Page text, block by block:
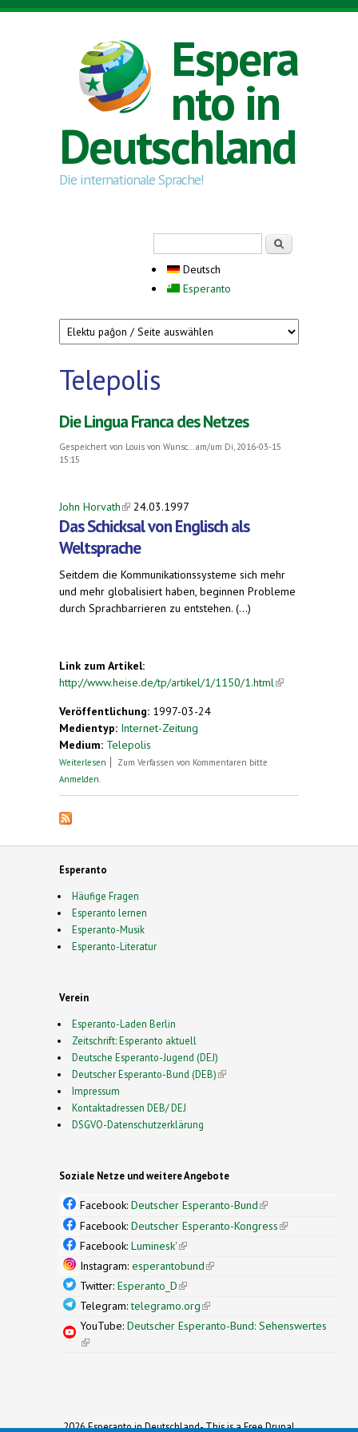
Direkt zum Inhalt
Espera
nto in
Deutschland
Die internationale Sprache!
Deutsch
Esperanto
Telepolis
Die Lingua Franca des Netzes
Gespeichert von Louis von Wunsc...
am/um Di, 2016-03-15
15:15
John Horvath(link is external)
24.03.1997
Das Schicksal von Englisch als
Weltsprache
Seitdem die Kommunikationssysteme sich mehr
und mehr globalisiert haben, beginnen Probleme
durch Sprachbarrieren zu entstehen. (...)
Link zum Artikel:
http://www.heise.de/tp/artikel/1/1150/1.html (link is
Veröffentlichung: 1997-03-24
Medientyp: Internet-Zeitung
Medium: Telepolis
Weiterlesen über Die Lingua Franca des Netzes
Zum Verfassen von Kommentaren bitte
Anmelden
Esperanto
Häufige Fragen
Esperanto lernen
Esperanto-Musik
Esperanto-Literatur
Verein
Esperanto-Laden Berlin
Zeitschrift: Esperanto aktuell
Deutsche Esperanto-Jugend (DEJ)
Deutscher Esperanto-Bund (DEB)(link is external)
Impressum
Kontaktadressen DEB/ DEJ
DSGVO-Datenschutzerklärung
Soziale Netze und weitere Angebote
Facebook: Deutscher Esperanto-Bund(link is
external)
Facebook: Deutscher Esperanto-Kongress(link is
Facebook: Luminesk'(link is external)
Instagram: esperantobund(link is external)
Twitter: Esperanto_D(link is external)
Telegram:telegramo.org(link is external)
YouTube: Deutscher Esperanto-Bund: Sehenswertes
(link is external)
2026 Esperanto in Deutschland- This is a Free Drupal